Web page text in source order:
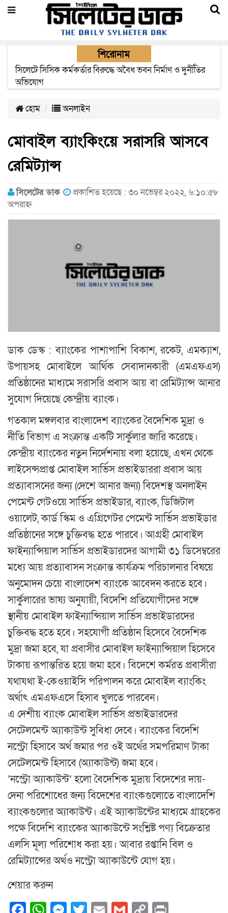
শিরোনাম
২২ ঘণ্টা পর ত্রুটি সেরে জেদ্দার উদ্দেশ্যে ছাড়লো বিমানের ফ্লাইট
হোম অনলাইন
মোবাইল ব্যাংকিংয়ে সরাসরি আসবে
রেমিট্যান্স
সিলেটের ডাক
প্রকাশিত হয়েছে : ৩০ নভেম্বর ২০২২, ৬:১০:৫৮
অপরাহ্ন
ডাক ডেস্ক : ব্যাংকের পাশাপাশি বিকাশ, রকেট, এমক্যাশ,
উপায়সহ মোবাইলে আর্থিক সেবাদানকারী (এমএফএস)
প্রতিষ্ঠানের মাধ্যমে সরাসরি প্রবাস আয় বা রেমিট্যান্স আনার
সুযোগ দিয়েছে কেন্দ্রীয় ব্যাংক।
গতকাল মঙ্গলবার বাংলাদেশ ব্যাংকের বৈদেশিক মুদ্রা ও
নীতি বিভাগ এ সংক্রান্ত একটি সার্কুলার জারি করেছে।
কেন্দ্রীয় ব্যাংকের নতুন নির্দেশনায় বলা হয়েছে, এখন থেকে
লাইসেন্সপ্রাপ্ত মোবাইল সার্ভিস প্রভাইডাররা প্রবাস আয়
প্রত্যাবাসনের জন্য (দেশে আনার জন্য) বিদেশস্থ অনলাইন
পেমেন্ট গেটওয়ে সার্ভিস প্রভাইডার, ব্যাংক, ডিজিটাল
ওয়ালেট, কার্ড স্কিম ও এগ্রিগেটর পেমেন্ট সার্ভিস প্রভাইডার
প্রতিষ্ঠানের সঙ্গে চুক্তিবদ্ধ হতে পারবে। আগ্রহী মোবাইল
ফাইন্যান্সিয়াল সার্ভিস প্রভাইডারদের আগামী ৩১ ডিসেম্বরের
মধ্যে আয় প্রত্যাবাসন সংক্রান্ত কার্যক্রম পরিচালনার বিষয়ে
অনুমোদন চেয়ে বাংলাদেশ ব্যাংকে আবেদন করতে হবে।
সার্কুলারের ভাষ্য অনুযায়ী, বিদেশি প্রতিযোগীদের সঙ্গে
স্থানীয় মোবাইল ফাইন্যান্সিয়াল সার্ভিস প্রভাইডারদের
চুক্তিবদ্ধ হতে হবে। সহযোগী প্রতিষ্ঠান হিসেবে বৈদেশিক
মুদ্রা জমা হবে, যা প্রবাসীর মোবাইল ফাইন্যান্সিয়াল হিসেবে
টাকায় রূপান্তরিত হয়ে জমা হবে। বিদেশে কর্মরত প্রবাসীরা
যথাযথা ই-কেওয়াইসি পরিপালন করে মোবাইল ব্যাংকিং
অর্থাৎ এমএফএসে হিসাব খুলতে পারবেন।
এ দেশীয় ব্যাংক মোবাইল সার্ভিস প্রভাইডারদের
সেটেলমেন্ট অ্যাকাউন্ট সুবিধা দেবে। ব্যাংকের বিদেশি
নস্ট্রো হিসাবে অর্থ জমার পর ওই অর্থের সমপরিমাণ টাকা
সেটেলমেন্ট হিসাবে (অ্যাকাউন্ট) জমা হবে।
‘নস্ট্রো অ্যাকাউন্ট’ হলো বৈদেশিক মুদ্রায় বিদেশের দায়-
দেনা পরিশোধের জন্য বিদেশের ব্যাংকগুলোতে বাংলাদেশি
ব্যাংকগুলোর অ্যাকাউন্ট। এই অ্যাকাউন্টের মাধ্যমে গ্রাহকের
পক্ষে বিদেশি ব্যাংকের অ্যাকাউন্টে সংশ্লিষ্ট পণ্য বিক্রেতার
এলসি মূল্য পরিশোধ করা হয়। আবার রপ্তানি বিল ও
রেমিট্যান্সের অর্থও নস্ট্রো অ্যাকাউন্টে যোগ হয়।
শেয়ার করুন